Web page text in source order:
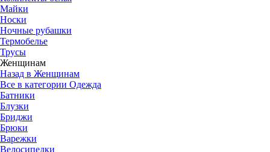
Майки
Носки
Ночные рубашки
Термобелье
Трусы
Женщинам
Назад в Женщинам
Все в категории Одежда
Батники
Блузки
Бриджи
Брюки
Варежки
Велосипедки